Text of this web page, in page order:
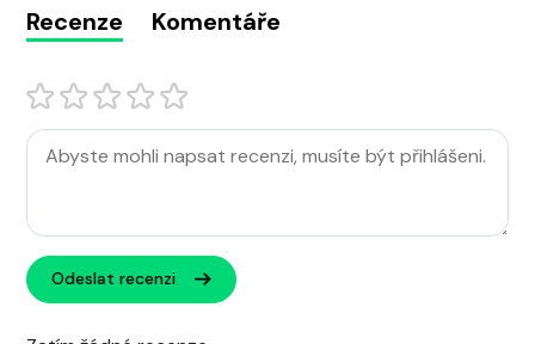
Recenze Komentáře
Odeslat recenzi